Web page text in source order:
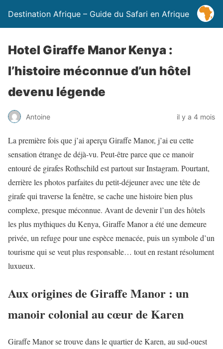
Destination Afrique – Guide du Safari en Afrique
Hotel Giraffe Manor Kenya :
l’histoire méconnue d’un hôtel
devenu légende
Antoine il y a 4 mois
La première fois que j’ai aperçu Giraffe Manor, j’ai eu cette
sensation étrange de déjà-vu. Peut-être parce que ce manoir
entouré de girafes Rothschild est partout sur Instagram. Pourtant,
derrière les photos parfaites du petit-déjeuner avec une tête de
girafe qui traverse la fenêtre, se cache une histoire bien plus
complexe, presque méconnue. Avant de devenir l’un des hôtels
les plus mythiques du Kenya, Giraffe Manor a été une demeure
privée, un refuge pour une espèce menacée, puis un symbole d’un
tourisme qui se veut plus responsable… tout en restant résolument
luxueux.
Aux origines de Giraffe Manor : un
manoir colonial au cœur de Karen
Giraffe Manor se trouve dans le quartier de Karen, au sud-ouest